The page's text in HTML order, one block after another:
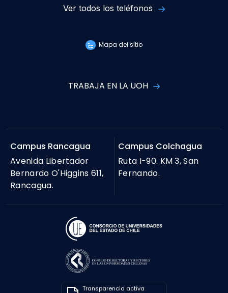
Ver todos los teléfonos
Mapa del sitio
TRABAJA EN LA UOH
Campus Rancagua
Avenida Libertador
Bernardo O'Higgins 611,
Rancagua.
Campus Colchagua
Ruta I-90. KM 3, San
Fernando.
Transparencia activa